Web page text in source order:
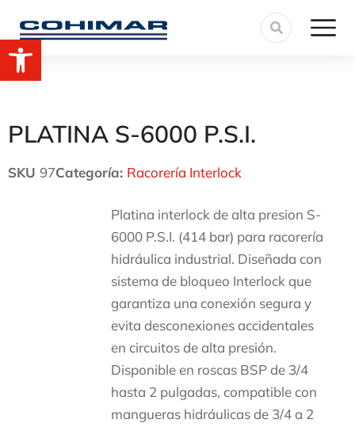
PLATINA S-6000 P.S.I.
SKU 97Categoría: Racorería Interlock
Platina interlock de alta presion S-
6000 P.S.I. (414 bar) para racorería
hidráulica industrial. Diseñada con
sistema de bloqueo Interlock que
garantiza una conexión segura y
evita desconexiones accidentales
en circuitos de alta presión.
Disponible en roscas BSP de 3/4
hasta 2 pulgadas, compatible con
mangueras hidráulicas de 3/4 a 2
Abrir barra de herramientas